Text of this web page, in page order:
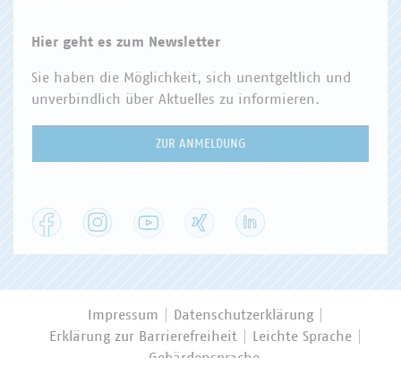
Hier geht es zum Newsletter
Sie haben die Möglichkeit, sich unentgeltlich und
unverbindlich über Aktuelles zu informieren.
ZUR ANMELDUNG
Facebook Instagram YouTube
Impressum
Datenschutzerklärung
Erklärung zur Barrierefreiheit
Leichte Sprache
Gebärdensprache